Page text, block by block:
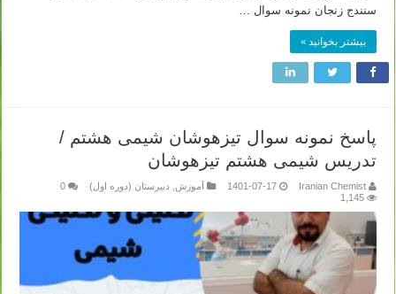
سنندج زنجان نمونه سوال …
بیشتر بخوانید »
پاسخ نمونه سوال تیزهوشان شیمی هشتم /
تدریس شیمی هشتم تیزهوشان
Iranian Chemist
1401-07-17 آموزش دبیرستان (دوره اول)
0
1,145